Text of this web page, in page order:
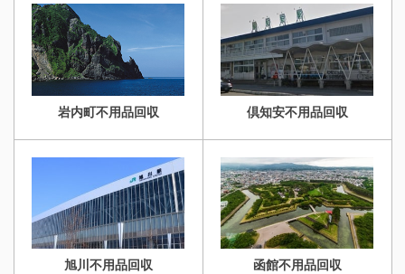
岩内町不用品回収 倶知安不用品回収
旭川不用品回収 函館不用品回収